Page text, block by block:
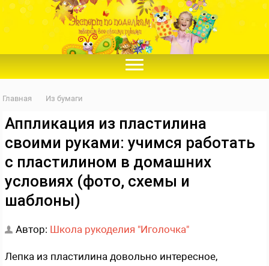
Главная Из бумаги
Аппликация из пластилина
своими руками: учимся работать
с пластилином в домашних
условиях (фото, схемы и
шаблоны)
Автор: Школа рукоделия "Иголочка"
Лепка из пластилина довольно интересное,